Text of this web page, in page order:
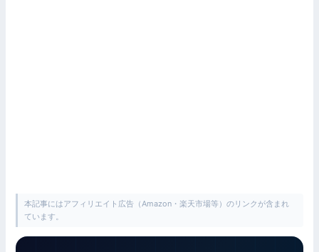
本記事にはアフィリエイト広告（Amazon・楽天市場等）のリンクが含まれ
ています。